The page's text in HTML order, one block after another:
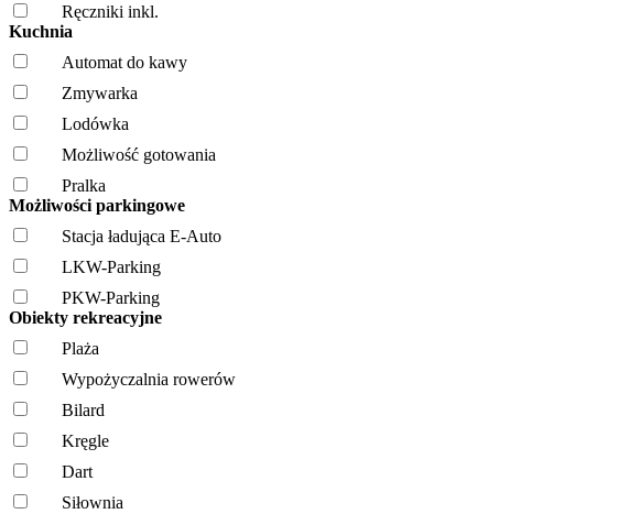
Ręczniki inkl.
Kuchnia
Automat do kawy
Zmywarka
Lodówka
Możliwość gotowania
Pralka
Możliwości parkingowe
Stacja ładująca E-Auto
LKW-Parking
PKW-Parking
Obiekty rekreacyjne
Plaża
Wypożyczalnia rowerów
Bilard
Kręgle
Dart
Siłownia